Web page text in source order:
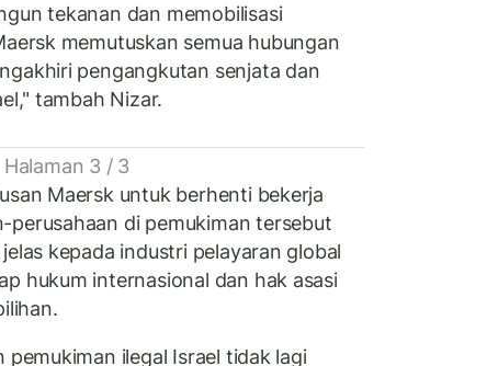
tekanan dan memobilisasi
memutuskan semua hubungan
pengangkutan senjata dan
tambah Nizar.
Halaman 3 / 3
Maersk untuk berhenti bekerja
perusahaan di pemukiman tersebut
kepada industri pelayaran global
hukum internasional dan hak asasi
pemukiman ilegal Israel tidak lagi